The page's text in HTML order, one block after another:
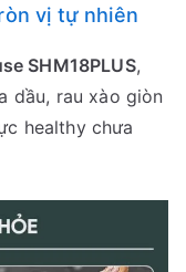
vị tự nhiên
SHM18PLUS,
dầu, rau xào giòn
healthy chưa